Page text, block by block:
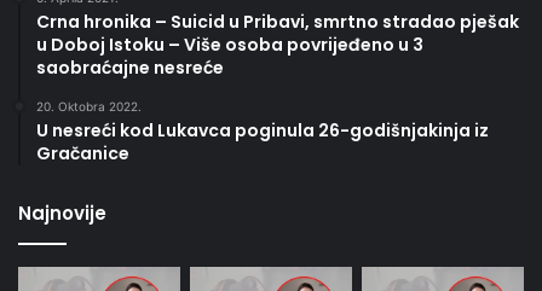
Crna hronika – Suicid u Pribavi, smrtno stradao pješak
u Doboj Istoku – Više osoba povrijeđeno u 3
saobraćajne nesreće
20. Oktobra 2022.
U nesreći kod Lukavca poginula 26-godišnjakinja iz
Gračanice
Najnovije